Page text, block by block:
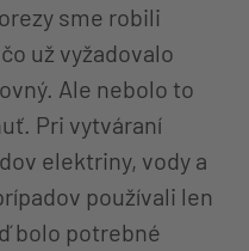
sme robili
už vyžadovalo
Ale nebolo to
Pri vytváraní
elektriny, vody a
používali len
bolo potrebné